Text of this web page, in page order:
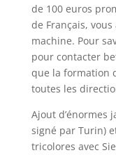
de 100 euros
de Français,
machine. Pour
pour contacter
que la formation
toutes les
Ajout d’énormes
signé par Turin)
tricolores avec